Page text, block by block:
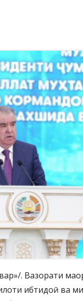
. Вазорати
ибтидоӣ ва